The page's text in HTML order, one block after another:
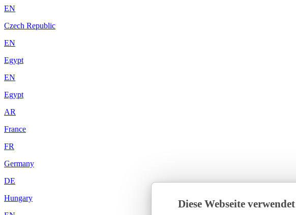
Diese Webseite
EN
Czech Republic
EN
Egypt
EN
Egypt
AR
France
FR
Germany
DE
Hungary